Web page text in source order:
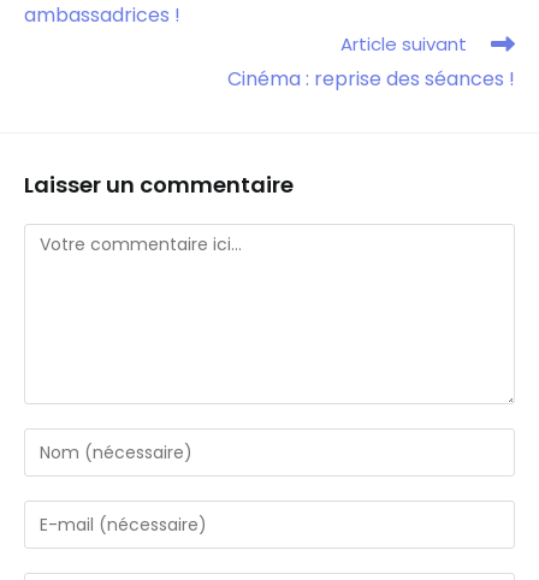
ambassadrices !
Article suivant
Cinéma : reprise des séances !
Laisser un commentaire